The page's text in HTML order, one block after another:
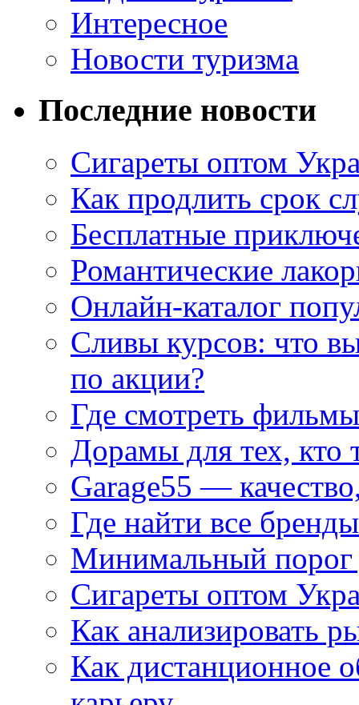
Интересное
Новости туризма
Последние новости
Сигареты оптом
Как продлить срок
Бесплатные
Романтические
Онлайн-каталог
Сливы курсов: что
по акции?
Где смотреть
Дорамы для тех, кто
Garage55 —
Где найти все
Минимальный порог
Сигареты оптом
Как анализировать
Как дистанционное